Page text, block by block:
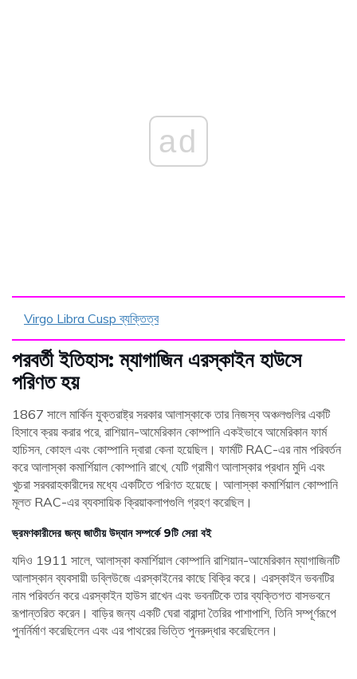
ad
Virgo Libra Cusp ব্যক্তিত্ব
পরবর্তী ইতিহাস: ম্যাগাজিন এরস্কাইন হাউসে
পরিণত হয়
1867 সালে মার্কিন যুক্তরাষ্ট্র সরকার আলাস্কাকে তার নিজস্ব অঞ্চলগুলির একটি
হিসাবে ক্রয় করার পরে, রাশিয়ান-আমেরিকান কোম্পানি একইভাবে আমেরিকান ফার্ম
হাচিসন, কোহল এবং কোম্পানি দ্বারা কেনা হয়েছিল। ফার্মটি RAC-এর নাম পরিবর্তন
করে আলাস্কা কমার্শিয়াল কোম্পানি রাখে, যেটি গ্রামীণ আলাস্কার প্রধান মুদি এবং
খুচরা সরবরাহকারীদের মধ্যে একটিতে পরিণত হয়েছে। আলাস্কা কমার্শিয়াল কোম্পানি
মূলত RAC-এর ব্যবসায়িক ক্রিয়াকলাপগুলি গ্রহণ করেছিল।
ভ্রমণকারীদের জন্য জাতীয় উদ্যান সম্পর্কে 9টি সেরা বই
যদিও 1911 সালে, আলাস্কা কমার্শিয়াল কোম্পানি রাশিয়ান-আমেরিকান ম্যাগাজিনটি
আলাস্কান ব্যবসায়ী ডব্লিউজে এরস্কাইনের কাছে বিক্রি করে। এরস্কাইন ভবনটির
নাম পরিবর্তন করে এরস্কাইন হাউস রাখেন এবং ভবনটিকে তার ব্যক্তিগত বাসভবনে
রূপান্তরিত করেন। বাড়ির জন্য একটি ঘেরা বারান্দা তৈরির পাশাপাশি, তিনি সম্পূর্ণরূপে
পুনর্নির্মাণ করেছিলেন এবং এর পাথরের ভিত্তি পুনরুদ্ধার করেছিলেন।